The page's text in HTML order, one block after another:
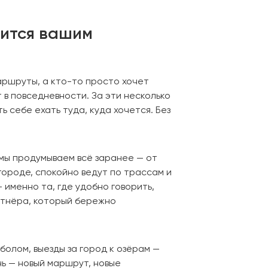
вашим
а кто-то просто хочет
повседневности. За эти несколько
себе ехать туда, куда хочется. Без
продумываем всё заранее — от
спокойно ведут по трассам и
та, где удобно говорить,
который бережно
выезды за город к озёрам —
— новый маршрут, новые